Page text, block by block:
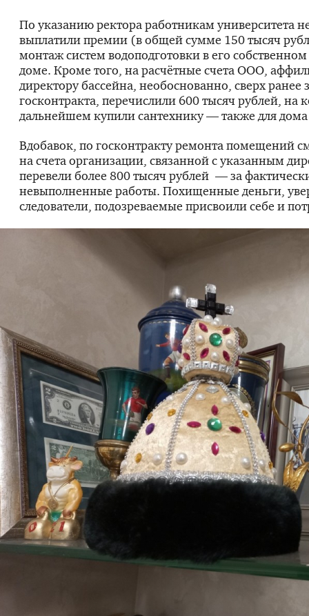
По указанию ректора работникам университета
выплатили премии (в общей сумме 150 тысяч
монтаж систем водоподготовки в его
доме. Кроме того, на расчётные счета ООО,
директору бассейна, необоснованно, сверх ранее
госконтракта, перечислили 600 тысяч рублей, на
дальнейшем купили сантехнику — также для дома
Вдобавок, по госконтракту ремонта помещений
на счета организации, связанной с указанным
перевели более 800 тысяч рублей — за
невыполненные работы. Похищенные деньги,
следователи, подозреваемые присвоили себе и